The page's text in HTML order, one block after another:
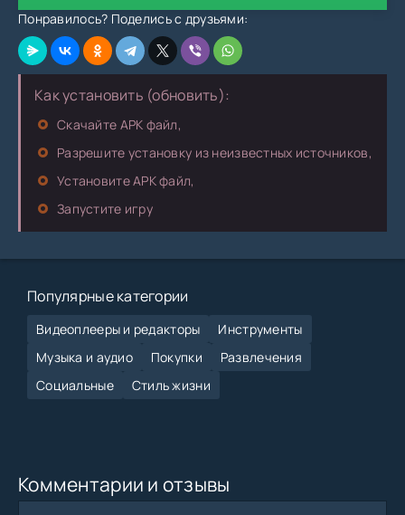
Понравилось? Поделись с друзьями:
Как установить (обновить):
Скачайте APK файл,
Разрешите установку из неизвестных источников,
Установите APK файл,
Запустите игру
Популярные категории
Видеоплееры и редакторы
Инструменты
Музыка и аудио
Покупки
Развлечения
Социальные
Стиль жизни
Комментарии и отзывы